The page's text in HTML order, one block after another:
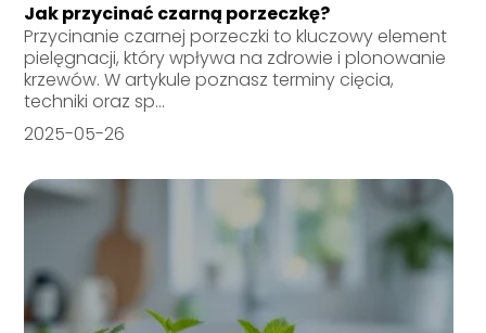
Jak przycinać czarną porzeczkę?
Przycinanie czarnej porzeczki to kluczowy element
pielęgnacji, który wpływa na zdrowie i plonowanie
krzewów. W artykule poznasz terminy cięcia,
techniki oraz sp...
2025-05-26